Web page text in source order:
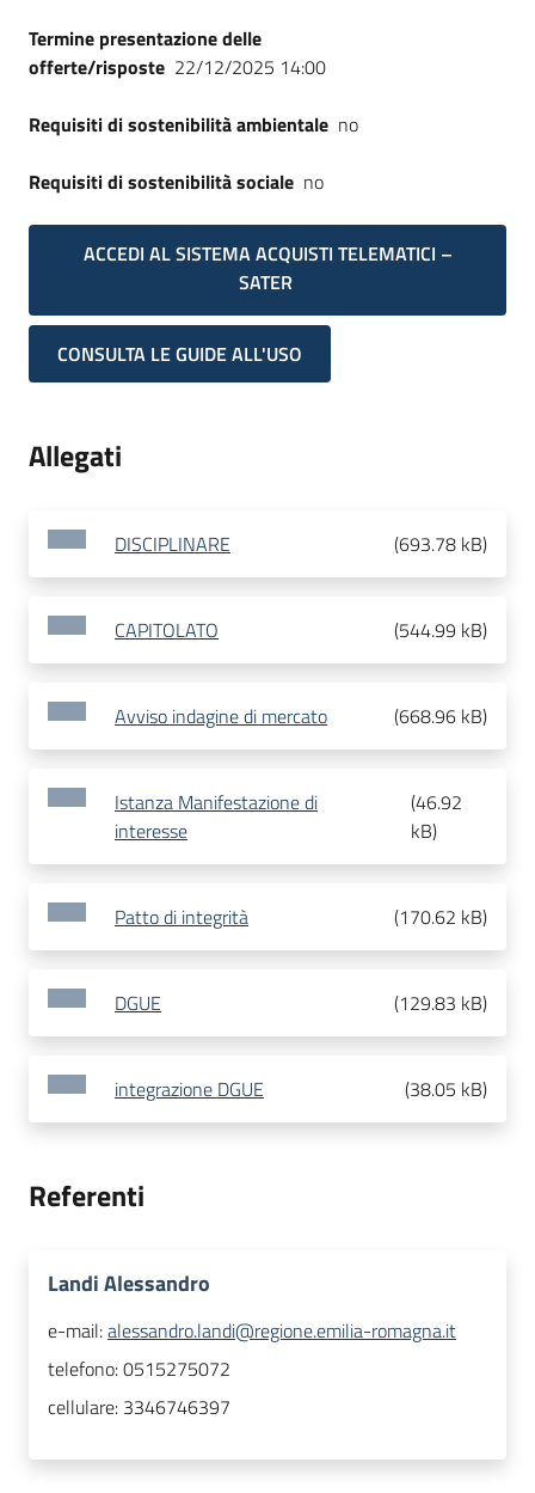
Termine presentazione delle
offerte/risposte 22/12/2025 14:00
Requisiti di sostenibilità ambientale no
Requisiti di sostenibilità sociale no
ACCEDI AL SISTEMA ACQUISTI TELEMATICI –
SATER
CONSULTA LE GUIDE ALL'USO
Allegati
DISCIPLINARE (693.78 kB)
CAPITOLATO (544.99 kB)
Avviso indagine di mercato (668.96 kB)
Istanza Manifestazione di
interesse
(46.92
kB)
Patto di integrità (170.62 kB)
DGUE (129.83 kB)
integrazione DGUE (38.05 kB)
Referenti
Landi Alessandro
e-mail:alessandro.landi@regione.emilia-romagna.it
telefono:0515275072
cellulare: 3346746397